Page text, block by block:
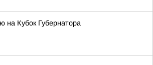
на Кубок Губернатора